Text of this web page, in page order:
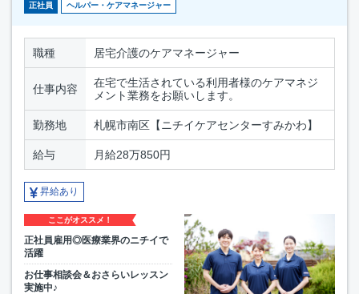
正社員 ヘルパー・ケアマネージャー
職種 居宅介護のケアマネージャー
仕事内容
在宅で生活されている利用者様のケアマネジ
メント業務をお願いします。
勤務地 札幌市南区【ニチイケアセンターすみかわ】
給与 月給28万850円
昇給あり
ここがオススメ！
正社員雇用◎医療業界のニチイで
活躍
お仕事相談会＆おさらいレッスン
実施中♪